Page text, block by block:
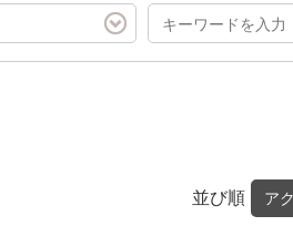
並び順 ア